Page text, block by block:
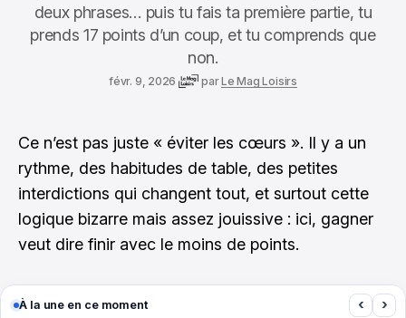
deux phrases… puis tu fais ta première partie, tu
prends 17 points d’un coup, et tu comprends que
non.
févr. 9, 2026 parLe Mag Loisirs
Ce n’est pas juste « éviter les cœurs ». Il y a un
rythme, des habitudes de table, des petites
interdictions qui changent tout, et surtout cette
logique bizarre mais assez jouissive : ici, gagner
veut dire finir avec le moins de points.
À la une en ce moment ‹ ›